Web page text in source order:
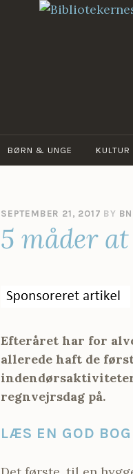
BØRN & UNGE KULTUR
SEPTEMBER 21, 2017 BY
5 måder
Efteråret har for
allerede haft de
regnvejrsdag på.
LÆS EN GOD BOG